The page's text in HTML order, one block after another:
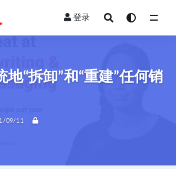
登录
地“拆卸”和“重建”任何销
09/11